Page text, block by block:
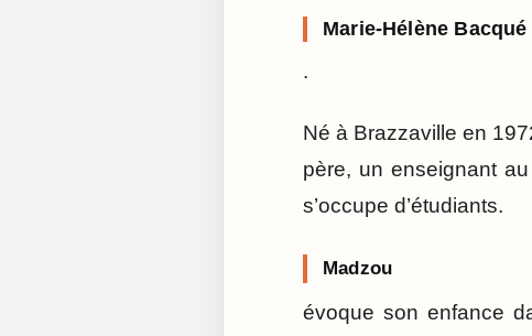
Marie-Hélène Bacqué
.
Né à Brazzaville en
père, un enseignant
s’occupe d’étudiants.
Madzou
évoque son enfance